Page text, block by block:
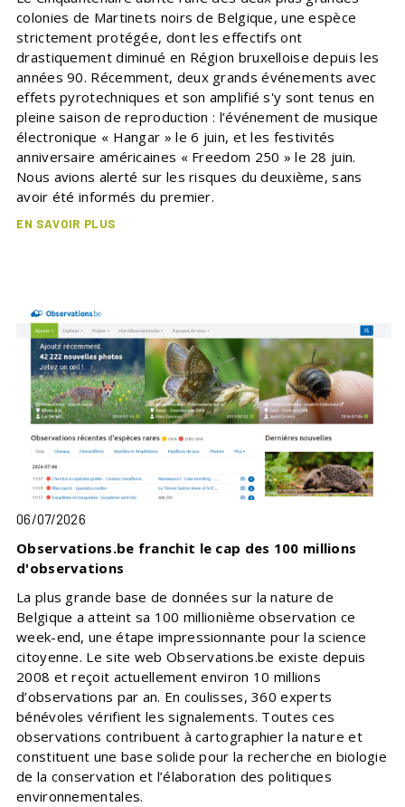
colonies de Martinets noirs de Belgique, une espèce
strictement protégée, dont les effectifs ont
drastiquement diminué en Région bruxelloise depuis les
années 90. Récemment, deux grands événements avec
effets pyrotechniques et son amplifié s'y sont tenus en
pleine saison de reproduction : l’événement de musique
électronique « Hangar » le 6 juin, et les festivités
anniversaire américaines « Freedom 250 » le 28 juin.
Nous avions alerté sur les risques du deuxième, sans
avoir été informés du premier.
EN SAVOIR PLUS
06/07/2026
Observations.be franchit le cap des 100 millions
d'observations
La plus grande base de données sur la nature de
Belgique a atteint sa 100 millionième observation ce
week-end, une étape impressionnante pour la science
citoyenne. Le site web Observations.be existe depuis
2008 et reçoit actuellement environ 10 millions
d’observations par an. En coulisses, 360 experts
bénévoles vérifient les signalements. Toutes ces
observations contribuent à cartographier la nature et
constituent une base solide pour la recherche en biologie
de la conservation et l’élaboration des politiques
environnementales.